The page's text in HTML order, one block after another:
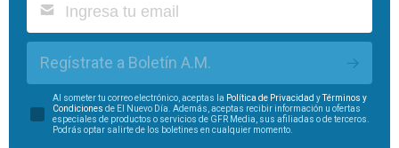
Regístrate a Boletín A.M.
Al someter tu correo electrónico, aceptas la Política de Privacidad yTérminos y
Condiciones de El Nuevo Día. Además, aceptas recibir información u ofertas
especiales de productos o servicios de GFR Media, sus afiliadas o de terceros.
Podrás optar salirte de los boletines en cualquier momento.